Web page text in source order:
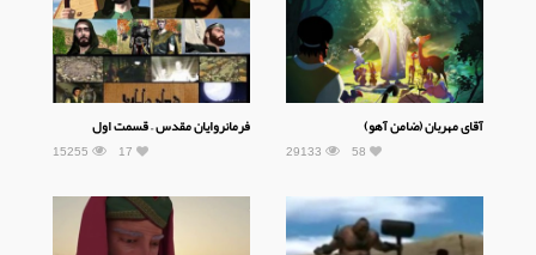
آقای مهربان (ضامن آهو)
29133 58
فرمانروایان مقدس – قسمت اول
15255 17